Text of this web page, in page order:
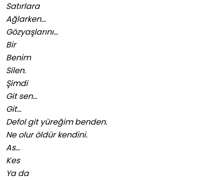
Satırlara
Ağlarken…
Gözyaşlarını…
Bir
Benim
Silen.
Şimdi
Git sen…
Git…
Defol git yüreğim benden.
Ne olur öldür kendini.
As…
Kes
Ya da